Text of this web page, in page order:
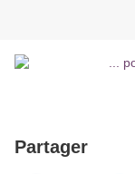
Partager